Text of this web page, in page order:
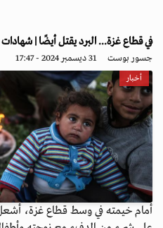
في قطاع غزة... البرد يقتل أيضًا |
جسور بوست 31 ديسمبر 2024 - 17:47
أخبار
أمام خيمته في وسط قطاع غزة،